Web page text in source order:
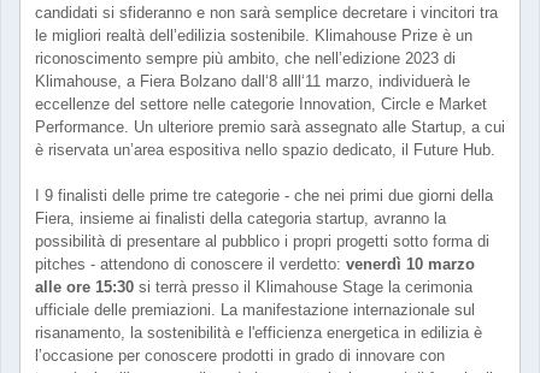
candidati si sfideranno e non sarà semplice decretare i vincitori tra
le migliori realtà dell’edilizia sostenibile. Klimahouse Prize è un
riconoscimento sempre più ambito, che nell’edizione 2023 di
Klimahouse, a Fiera Bolzano dall‘8 alll‘11 marzo, individuerà le
eccellenze del settore nelle categorie Innovation, Circle e Market
Performance. Un ulteriore premio sarà assegnato alle Startup, a cui
è riservata un’area espositiva nello spazio dedicato, il Future Hub.
I 9 finalisti delle prime tre categorie - che nei primi due giorni della
Fiera, insieme ai finalisti della categoria startup, avranno la
possibilità di presentare al pubblico i propri progetti sotto forma di
pitches - attendono di conoscere il verdetto: venerdì 10 marzo
alle ore 15:30 si terrà presso il Klimahouse Stage la cerimonia
ufficiale delle premiazioni. La manifestazione internazionale sul
risanamento, la sostenibilità e l'efficienza energetica in edilizia è
l’occasione per conoscere prodotti in grado di innovare con